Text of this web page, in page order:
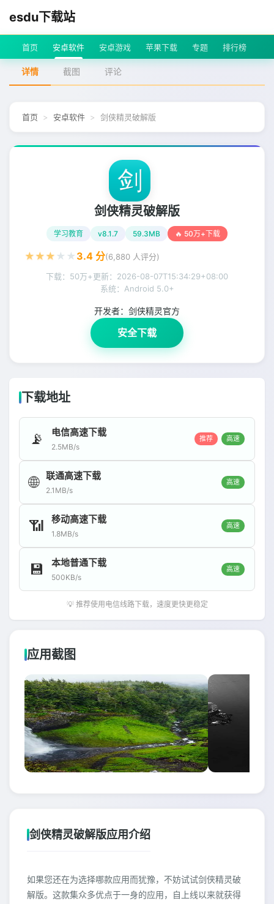
esdu下载站
首页 安卓软件 安卓游戏 苹果下载 专题 排行榜
详情 截图 评论
首页 安卓软件 剑侠精灵破解版
剑侠精灵破解版
学习教育 v8.1.7 59.3MB 🔥 50万+下载
★ ★ ★ ★ ★ 3.4 分(6,880 人评分)
下载：50万+更新： 2026-08-07T15:34:29+08:00
系统：Android 5.0+
开发者： 剑侠精灵官方
安全下载
下载地址
📡 电信高速下载
2.5MB/s
推荐 高速
🌐 联通高速下载
2.1MB/s
高速
📶 移动高速下载
1.8MB/s
高速
💾 本地普通下载
500KB/s
高速
💡 推荐使用电信线路下载，速度更快更稳定
应用截图
剑侠精灵破解版应用介绍
如果您还在为选择哪款应用而犹豫，不妨试试剑侠精灵破
解版。这款集众多优点于一身的应用，自上线以来就获得